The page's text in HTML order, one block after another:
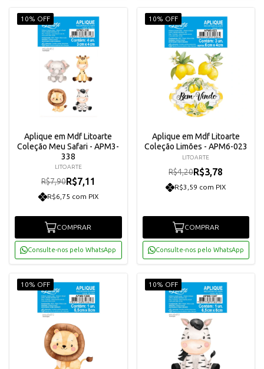
10% OFF
Aplique em Mdf Litoarte
Coleção Meu Safari - APM3-
338
LITOARTE
R$7,90R$7,11
R$6,75 com PIX
COMPRAR
Consulte-nos pelo WhatsApp
10% OFF
Aplique em Mdf Litoarte
Coleção Limões - APM6-023
LITOARTE
R$4,20R$3,78
R$3,59 com PIX
COMPRAR
Consulte-nos pelo WhatsApp
10% OFF 10% OFF